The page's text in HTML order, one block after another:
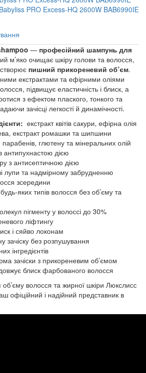
— професійний шампунь для
м’яко очищає шкіру голови та волосся,
пишний прикореневий об’єм.
екстрактами та ефірними оліями
підвищує еластичність і блиск, а
з ефектом плаского, тонкого та
зачісці легкості й динамічності.
екстракт квітів сакури, ефірна олія
екстракт ромашки та шипшини
глютену та мінеральних олій
антипухнастою дією
з антисептичною дією
лупи та надмірному забрудненню
зсередини
яких типів волосся без об’єму та
пігменту у волоссі до 30%
ліфтингу
і сяйво локонам
зачіску без розпушування
інгредієнтів
зачіски з прикореневим об’ємом
блиск фарбованого волосся
волосся та жирної шкіри Люкслисс
офіційний і надійний представник в